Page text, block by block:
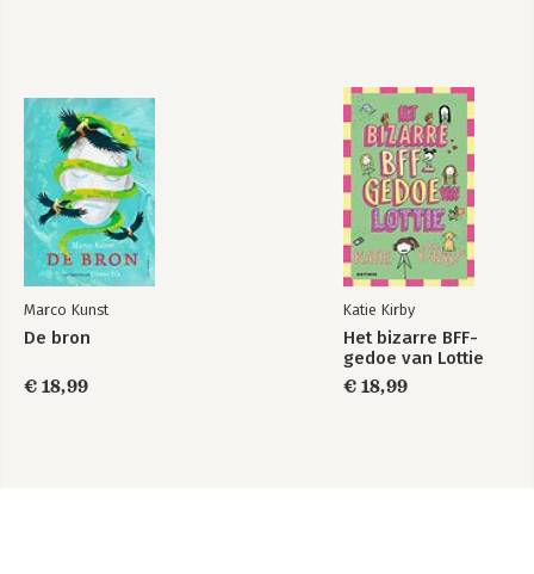
Marco Kunst
De bron
€ 18,99
Katie Kirby
Het bizarre BFF-
gedoe van Lottie
€ 18,99